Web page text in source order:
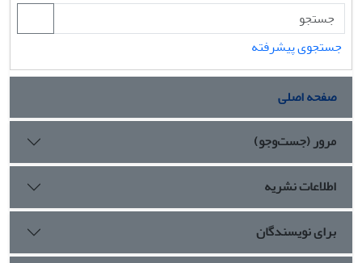
جستجوی پیشرفته
صفحه اصلی
مرور (جست‌وجو)
اطلاعات نشریه
برای نویسندگان